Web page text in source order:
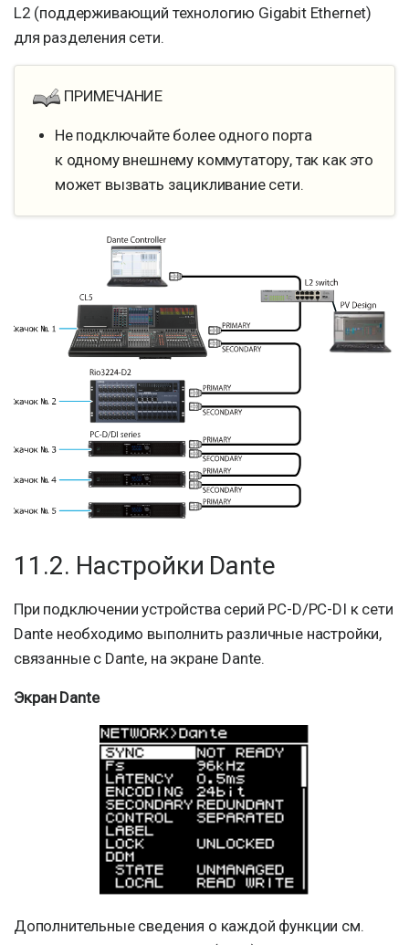
L2 (поддерживающий технологию Gigabit Ethernet)
для разделения сети.
ПРИМЕЧАНИЕ
Не подключайте более одного порта
к одному внешнему коммутатору, так как это
может вызвать зацикливание сети.
11.2. Настройки Dante
При подключении устройства серий PC-D/PC-DI к сети
Dante необходимо выполнить различные настройки,
связанные с Dante, на экране Dante.
Экран Dante
Дополнительные сведения о каждой функции см.